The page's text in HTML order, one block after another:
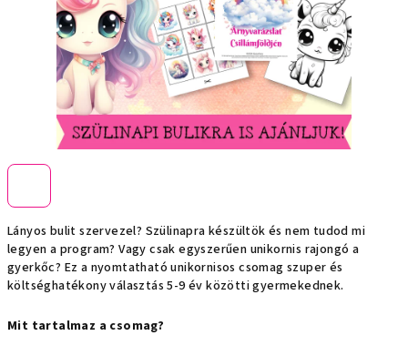
Lányos bulit szervezel? Szülinapra készültök és nem tudod mi
legyen a program? Vagy csak egyszerűen unikornis rajongó a
gyerkőc? Ez a nyomtatható unikornisos csomag szuper és
költséghatékony választás 5-9 év közötti gyermekednek.
Mit tartalmaz a csomag?